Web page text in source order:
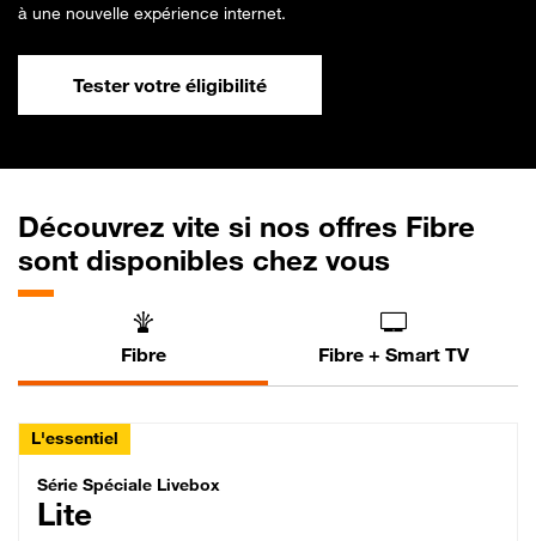
à une nouvelle expérience internet.
Tester votre éligibilité
Découvrez vite si nos offres Fibre
sont disponibles chez vous
Fibre Fibre + Smart TV
L'essentiel
Série Spéciale Livebox Lite Fibre
Série Spéciale Livebox
Lite